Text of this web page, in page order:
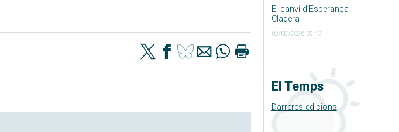
El canvi d’Esperança
Cladera
02/08/2026 08:43
El Temps
Darreres edicions